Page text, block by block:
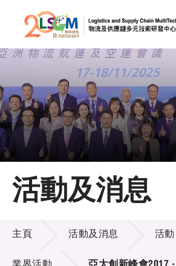
跳到內容（按回車鍵）
會員
A A
主頁
關於LSCM
技術商品化
項目及資助計劃
活動及消息
活動及消息
主頁 活動及消息 活動